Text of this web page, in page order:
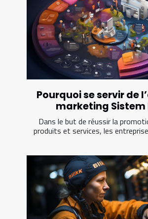
Pourquoi se servir de
marketing Sistem
Dans le but de réussir la
produits et services, les